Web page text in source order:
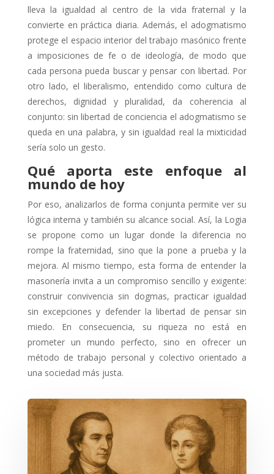
lleva la igualdad al centro de la vida fraternal y la
convierte en práctica diaria. Además, el adogmatismo
protege el espacio interior del trabajo masónico frente
a imposiciones de fe o de ideología, de modo que
cada persona pueda buscar y pensar con libertad. Por
otro lado, el liberalismo, entendido como cultura de
derechos, dignidad y pluralidad, da coherencia al
conjunto: sin libertad de conciencia el adogmatismo se
queda en una palabra, y sin igualdad real la mixticidad
sería solo un gesto.
Qué aporta este enfoque al
mundo de hoy
Por eso, analizarlos de forma conjunta permite ver su
lógica interna y también su alcance social. Así, la Logia
se propone como un lugar donde la diferencia no
rompe la fraternidad, sino que la pone a prueba y la
mejora. Al mismo tiempo, esta forma de entender la
masonería invita a un compromiso sencillo y exigente:
construir convivencia sin dogmas, practicar igualdad
sin excepciones y defender la libertad de pensar sin
miedo. En consecuencia, su riqueza no está en
prometer un mundo perfecto, sino en ofrecer un
método de trabajo personal y colectivo orientado a
una sociedad más justa.